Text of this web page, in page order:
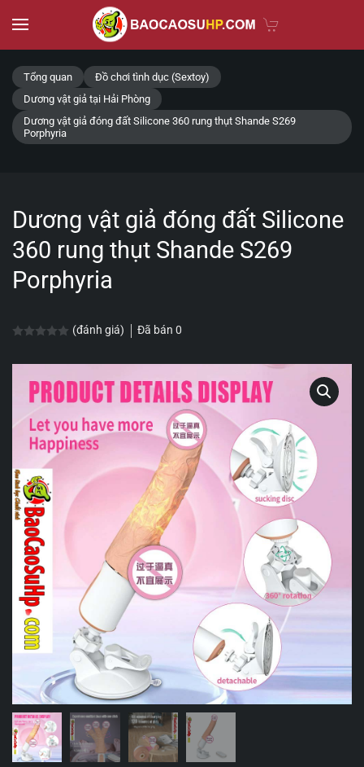
Skip to main content
Tổng quan
Đồ chơi tình dục (Sextoy)
Dương vật giả tại Hải Phòng
Dương vật giả đóng đất Silicone 360 rung thụt Shande S269
Porphyria
Dương vật giả đóng đất Silicone
360 rung thụt Shande S269
Porphyria
Được xếp hạng0.05 sao
(đánh giá) Đã bán 0